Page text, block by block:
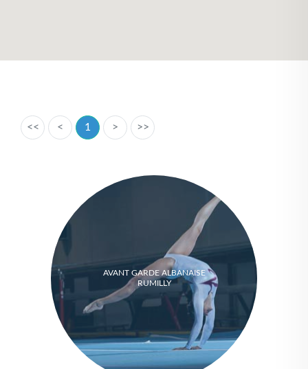
<< < 1 > >>
AVANT GARDE ALBANAISE
RUMILLY